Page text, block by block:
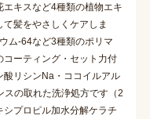
キスなど4種類の植物エキ
髪をやさしくケアしま
ム-64など3種類のポリマ
ーティング・セット力付
リシンNa・ココイルアル
スの取れた洗浄処方です（2
プロピル加水分解ケラチ